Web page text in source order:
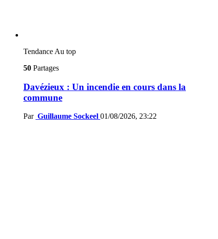
Tendance Au top
50 Partages
Davézieux : Un incendie en cours dans la
commune
Par Guillaume Sockeel 01/08/2026, 23:22